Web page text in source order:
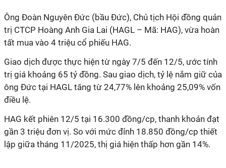
Ông Đoàn Nguyên Đức (bầu Đức), Chủ tịch Hội đồng quản
trị CTCP Hoàng Anh Gia Lai (HAGL – Mã: HAG), vừa hoàn
tất mua vào 4 triệu cổ phiếu HAG.
Giao dịch được thực hiện từ ngày 7/5 đến 12/5, ước tính
trị giá khoảng 65 tỷ đồng. Sau giao dịch, tỷ lệ nắm giữ của
ông Đức tại HAGL tăng từ 24,77% lên khoảng 25,09% vốn
điều lệ.
HAG kết phiên 12/5 tại 16.300 đồng/cp, thanh khoản đạt
gần 3 triệu đơn vị. So với mức đỉnh 18.850 đồng/cp thiết
lập giữa tháng 11/2025, thị giá hiện thấp hơn gần 14%.